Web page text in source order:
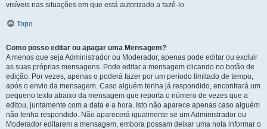
visíveis nas situações em que está autorizado a fazê-lo.
Topo
Como posso editar ou apagar uma Mensagem?
A menos que seja Administrador ou Moderador, apenas pode editar ou excluir
as suas próprias mensagens. Pode editar a mensagem clicando no botão de
edição. Por vezes, apenas o poderá fazer por um período limitado de tempo,
após o envio da mensagem. Caso alguém tenha já respondido, encontrará um
pequeno texto abaixo da mensagem que reporta o número de vezes que a
editou, juntamente com a data e a hora. Isto não aparece apenas caso alguém
não tenha respondido. Não aparecerá igualmente se um Administrador ou
Moderador editarem a mensagem, embora possam deixar uma nota informar o